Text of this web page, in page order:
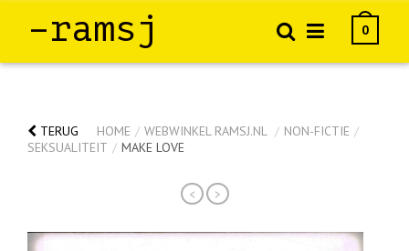
–ramsj 0
TERUG HOME / WEBWINKEL RAMSJ.NL / NON-FICTIE /
SEKSUALITEIT / MAKE LOVE
< >